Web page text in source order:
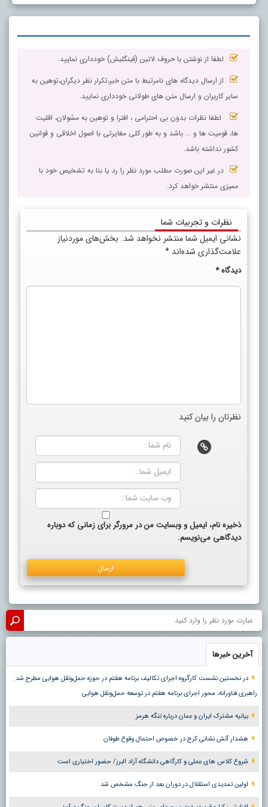
لطفا از نوشتن با حروف لاتین (فینگلیش) خودداری نمایید.
از ارسال دیدگاه های نامرتبط با متن خبر،تکرار نظر دیگران،توهین به
سایر کاربران و ارسال متن های طولانی خودداری نمایید.
لطفا نظرات بدون بی احترامی ، افترا و توهین به مسٔولان، اقلیت
ها، قومیت ها و ... باشد و به طور کلی مغایرتی با اصول اخلاقی و قوانین
کشور نداشته باشد.
در غیر این صورت مطلب مورد نظر را رد یا بنا به تشخیص خود با
ممیزی منتشر خواهد کرد.
نظرات و تجربیات شما
نشانی ایمیل شما منتشر نخواهد شد. بخش‌های موردنیاز
علامت‌گذاری شده‌اند *
دیدگاه*
نظرتان را بیان کنید
ذخیره نام، ایمیل و وبسایت من در مرورگر برای زمانی که دوباره
دیدگاهی می‌نویسم.
آخرین خبرها
در نخستین نشست کارگروه اجرای تکالیف برنامه هفتم در حوزه حمل‌ونقل هوایی مطرح شد:
راهبری فناورانه، محور اجرای برنامه هفتم در توسعه حمل‌ونقل هوایی
بیانیه مشترک ایران و عمان درباره تنگه هرمز
هشدار آتش نشانی کرج در خصوص احتمال وقوع طوفان
شروع کلاس های عملی و کارگاهی دانشگاه آزاد البرز/ حضور اختیاری است
اولین تمدیدی استقلال در دوران بعد از جنگ مشخص شد